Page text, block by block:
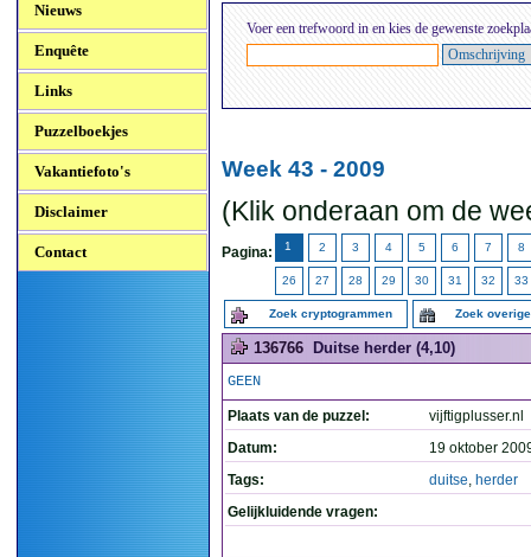
Nieuws
Enquête
Links
Puzzelboekjes
Vakantiefoto's
Disclaimer
Contact
Voer een trefwoord in en kies de gewenste
Week 43 - 2009
(Klik onderaan om de
Pagina: 1 2 3 4 5 6 7 8
26 27 28 29 30 31 32 33
Zoek cryptogrammen Zoek
136766 Duitse herder (4,10)
GEEN
Plaats van de puzzel:
vijftigplusser.nl
Datum:
19 oktober
Tags:
duitse, herder
Gelijkluidende vragen: